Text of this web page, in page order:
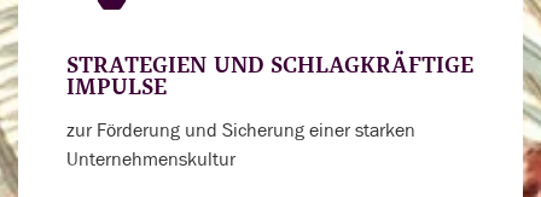
STRATEGIEN UND SCHLAGKRÄFTIGE
IMPULSE
zur Förderung und Sicherung einer starken
Unternehmenskultur